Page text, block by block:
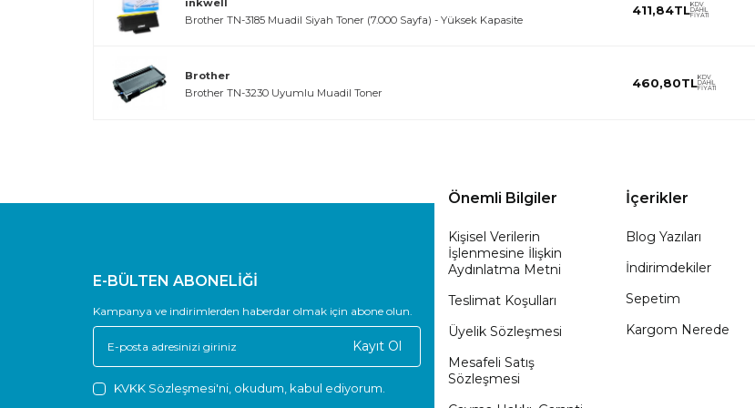
Brother TN-3185 Muadil Siyah Toner (7.000 Sayfa) - Yüksek Kapasite
411,84TLKDV
DAHİL
FİYATI
Brother
Brother TN-3230 Uyumlu Muadil Toner
460,80TLKDV
DAHİL
FİYATI
E-BÜLTEN ABONELİĞİ
Kampanya ve indirimlerden haberdar olmak için abone olun.
Kayıt Ol
KVKK Sözleşmesi'ni , okudum, kabul ediyorum.
Önemli Bilgiler
Kişisel Verilerin
İşlenmesine İlişkin
Aydınlatma Metni
Teslimat Koşulları
Üyelik Sözleşmesi
Mesafeli Satış
Sözleşmesi
İçerikler
Blog Yazıları
İndirimdekiler
Sepetim
Kargom Nerede